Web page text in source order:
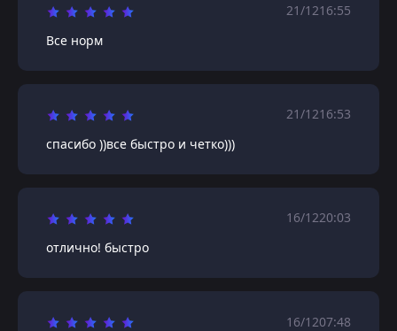
21/1216:55
Все норм
21/1216:53
спасибо ))все быстро и четко)))
16/1220:03
отлично! быстро
16/1207:48